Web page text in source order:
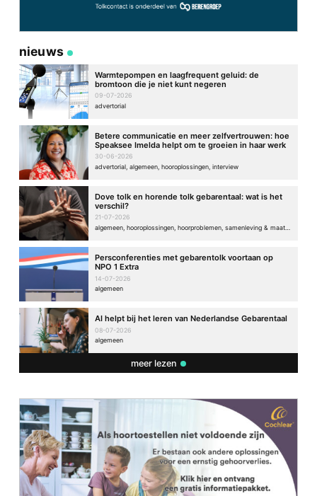
nieuws
Warmtepompen en laagfrequent geluid: de
bromtoon die je niet kunt negeren
09-07-2026
advertorial
Betere communicatie en meer zelfvertrouwen: hoe
Speaksee Imelda helpt om te groeien in haar werk
30-06-2026
advertorial, algemeen, hooroplossingen, interview
Dove tolk en horende tolk gebarentaal: wat is het
verschil?
21-07-2026
Persconferenties met gebarentolk voortaan op
NPO 1 Extra
14-07-2026
algemeen
AI helpt bij het leren van Nederlandse Gebarentaal
08-07-2026
algemeen
meer lezen